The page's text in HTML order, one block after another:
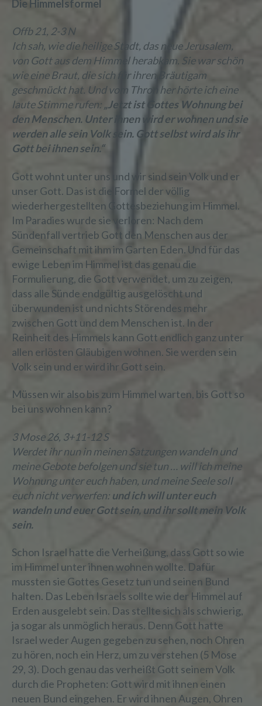
Die Himmelsformel
Offb 21, 2-3 N
Ich sah, wie die heilige Stadt, das neue Jerusalem,
von Gott aus dem Himmel herabkam. Sie war schön
wie eine Braut, die sich für ihren Bräutigam
geschmückt hat. Und vom Thron her hörte ich eine
laute Stimme rufen: „Jetzt ist Gottes Wohnung bei
den Menschen. Unter ihnen wird er wohnen und sie
werden alle sein Volk sein. Gott selbst wird als ihr
Gott bei ihnen sein.“
Gott wohnt unter uns und wir sind sein Volk und er
unser Gott. Das ist die Formel der völlig
wiederhergestellten Gottesbeziehung im Himmel.
Im Paradies wurde sie verloren: Nach dem
Sündenfall vertrieb Gott den Menschen aus der
Gemeinschaft mit ihm im Garten Eden. Und für das
ewige Leben im Himmel ist das genau die
Formulierung, die Gott verwendet, um zu zeigen,
dass alle Sünde endgültig ausgelöscht und
überwunden ist und nichts Störendes mehr
zwischen Gott und dem Menschen ist. In der
Reinheit des Himmels kann Gott endlich ganz unter
allen erlösten Gläubigen wohnen. Sie werden sein
Volk sein und er wird ihr Gott sein.
Müssen wir also bis zum Himmel warten, bis Gott so
bei uns wohnen kann?
3 Mose 26, 3+11-12 S
Werdet ihr nun in meinen Satzungen wandeln und
meine Gebote befolgen und sie tun … will ich meine
Wohnung unter euch haben, und meine Seele soll
euch nicht verwerfen: und ich will unter euch
wandeln und euer Gott sein, und ihr sollt mein Volk
sein.
Schon Israel hatte die Verheißung, dass Gott so wie
im Himmel unter ihnen wohnen wollte. Dafür
mussten sie Gottes Gesetz tun und seinen Bund
halten. Das Leben Israels sollte wie der Himmel auf
Erden ausgelebt sein. Das stellte sich als schwierig,
ja sogar als unmöglich heraus. Denn Gott hatte
Israel weder Augen gegeben zu sehen, noch Ohren
zu hören, noch ein Herz, um zu verstehen (5 Mose
29, 3). Doch genau das verheißt Gott seinem Volk
durch die Propheten: Gott wird mit ihnen einen
neuen Bund eingehen. Er wird ihnen Augen, Ohren